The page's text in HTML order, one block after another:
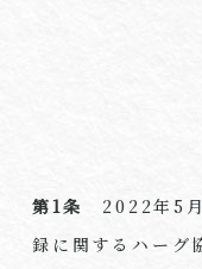
第1条 2022年5月
録に関するハーグ